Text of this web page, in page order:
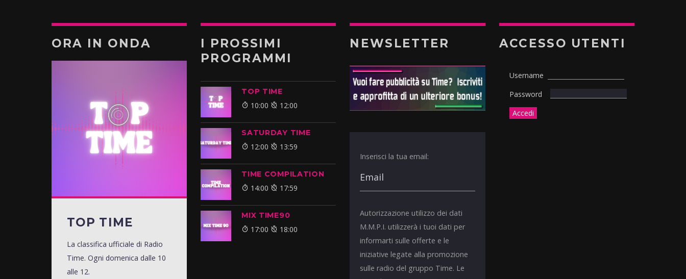
ORA IN ONDA
TOP TIME
La classifica ufficiale di Radio
Time. Ogni domenica dalle 10
alle 12.
I PROSSIMI
PROGRAMMI
TOP TIME
10:00 12:00
SATURDAY TIME
12:00 13:59
TIME COMPILATION
14:00 17:59
MIX TIME90
17:00 18:00
NEWSLETTER
Inserisci la tua email:
Autorizzazione utilizzo dei dati
M.M.P.I. utilizzerà i tuoi dati per
informarti sulle offerte e le
iniziative legate alla promozione
sulle radio del gruppo Time. Le
ACCESSO UTENTI
Username
Password